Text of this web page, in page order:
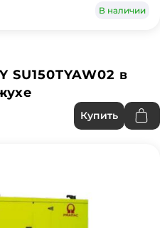
В наличии
SU150TYAW02 в
Купить